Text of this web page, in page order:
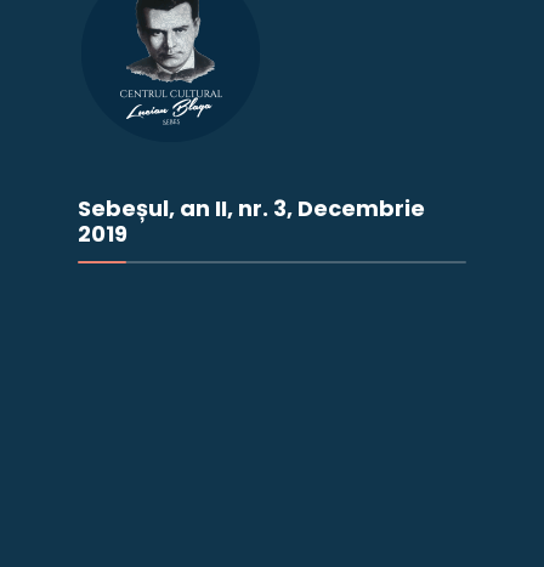
Sebeșul, an II, nr. 3, Decembrie
2019